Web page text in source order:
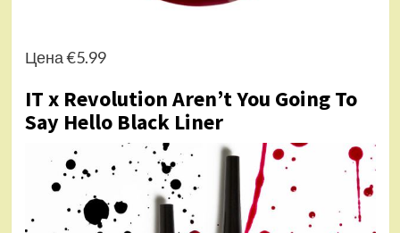
Цена €5.99
IT x Revolution Aren’t You Going To
Say Hello Black Liner